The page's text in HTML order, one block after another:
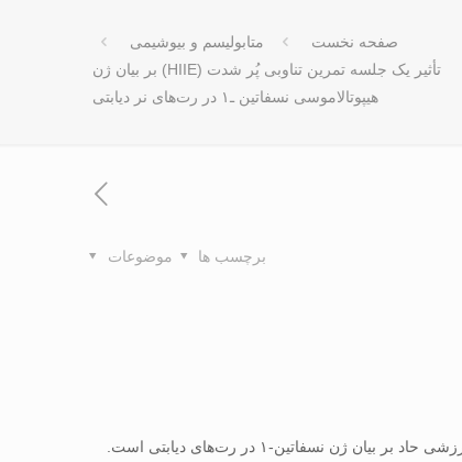
صفحه نخست
متابولیسم و بیوشیمی
تأثیر یک جلسه تمرین تناوبی پُر شدت (HIIE) بر بیان ژن
هیپوتالاموسی نسفاتین ـ۱ در رت‌های نر دیابتی
موضوعات برچسب ها